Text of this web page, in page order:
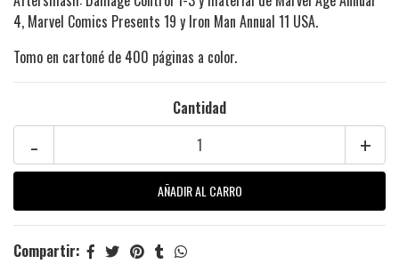
4, Marvel Comics Presents 19 y Iron Man Annual 11 USA.
Tomo en cartoné de 400 páginas a color.
Cantidad
+
-
Compartir: